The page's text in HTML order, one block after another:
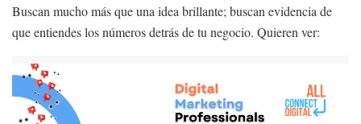
Buscan mucho más que una idea brillante; buscan evidencia de
que entiendes los números detrás de tu negocio. Quieren ver: